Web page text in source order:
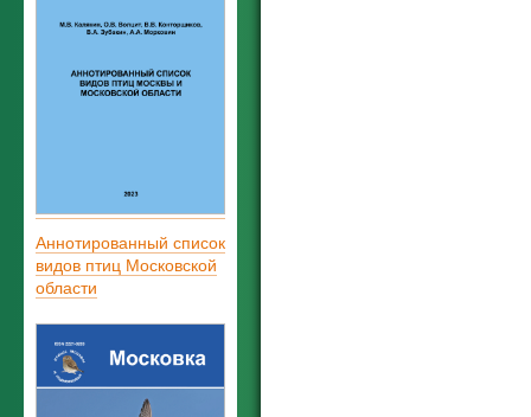
Аннотированный список
видов птиц Московской
области